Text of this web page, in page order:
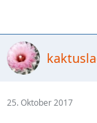
25. Oktober 2017